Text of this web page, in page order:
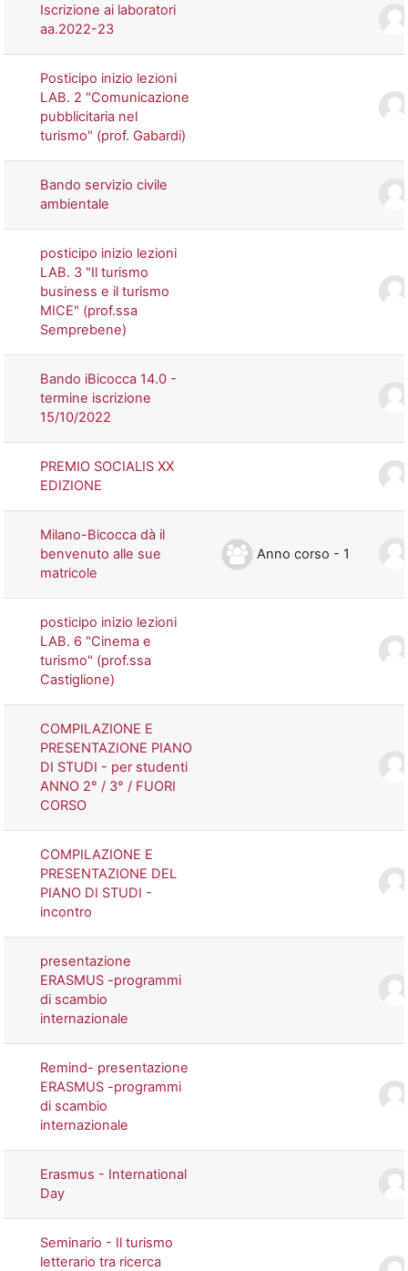
Iscrizione ai laboratori
aa.2022-23
Posticipo inizio lezioni
LAB. 2 "Comunicazione
pubblicitaria nel
turismo" (prof. Gabardi)
Bando servizio civile
ambientale
posticipo inizio lezioni
LAB. 3 "Il turismo
business e il turismo
MICE" (prof.ssa
Semprebene)
Bando iBicocca 14.0 -
termine iscrizione
15/10/2022
PREMIO SOCIALIS XX
EDIZIONE
Milano-Bicocca dà il
benvenuto alle sue
matricole
Anno corso - 1
posticipo inizio lezioni
LAB. 6 "Cinema e
turismo" (prof.ssa
Castiglione)
COMPILAZIONE E
PRESENTAZIONE PIANO
DI STUDI - per studenti
ANNO 2° / 3° / FUORI
CORSO
COMPILAZIONE E
PRESENTAZIONE DEL
PIANO DI STUDI -
incontro
presentazione
ERASMUS -programmi
di scambio
internazionale
Remind- presentazione
ERASMUS -programmi
di scambio
internazionale
Erasmus - International
Day
Seminario - Il turismo
letterario tra ricerca